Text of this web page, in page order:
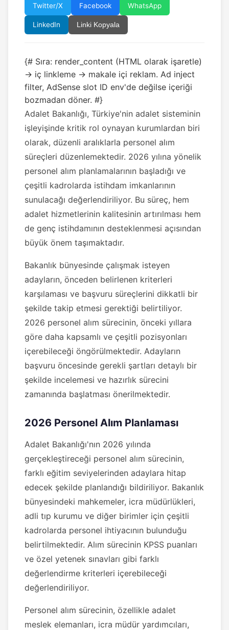
Twitter/X Facebook WhatsApp
LinkedIn Linki Kopyala
{# Sıra: render_content (HTML olarak işaretle)
→ iç linkleme → makale içi reklam. Ad inject
filter, AdSense slot ID env'de değilse içeriği
bozmadan döner. #}
Adalet Bakanlığı, Türkiye'nin adalet sisteminin
işleyişinde kritik rol oynayan kurumlardan biri
olarak, düzenli aralıklarla personel alım
süreçleri düzenlemektedir. 2026 yılına yönelik
personel alım planlamalarının başladığı ve
çeşitli kadrolarda istihdam imkanlarının
sunulacağı değerlendiriliyor. Bu süreç, hem
adalet hizmetlerinin kalitesinin artırılması hem
de genç istihdamının desteklenmesi açısından
büyük önem taşımaktadır.
Bakanlık bünyesinde çalışmak isteyen
adayların, önceden belirlenen kriterleri
karşılaması ve başvuru süreçlerini dikkatli bir
şekilde takip etmesi gerektiği belirtiliyor.
2026 personel alım sürecinin, önceki yıllara
göre daha kapsamlı ve çeşitli pozisyonları
içerebileceği öngörülmektedir. Adayların
başvuru öncesinde gerekli şartları detaylı bir
şekilde incelemesi ve hazırlık sürecini
zamanında başlatması önerilmektedir.
2026 Personel Alım Planlaması
Adalet Bakanlığı'nın 2026 yılında
gerçekleştireceği personel alım sürecinin,
farklı eğitim seviyelerinden adaylara hitap
edecek şekilde planlandığı bildiriliyor. Bakanlık
bünyesindeki mahkemeler, icra müdürlükleri,
adli tıp kurumu ve diğer birimler için çeşitli
kadrolarda personel ihtiyacının bulunduğu
belirtilmektedir. Alım sürecinin KPSS puanları
ve özel yetenek sınavları gibi farklı
değerlendirme kriterleri içerebileceği
değerlendiriliyor.
Personel alım sürecinin, özellikle adalet
meslek elemanları, icra müdür yardımcıları,